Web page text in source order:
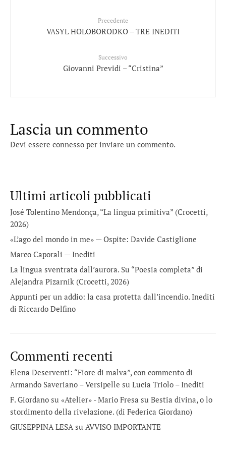
Precedente
VASYL HOLOBORODKO – TRE INEDITI
Successivo
Giovanni Previdi – “Cristina”
Lascia un commento
Devi essere connesso per inviare un commento.
Ultimi articoli pubblicati
José Tolentino Mendonça, “La lingua primitiva” (Crocetti,
2026)
«L’ago del mondo in me» — Ospite: Davide Castiglione
Marco Caporali — Inediti
La lingua sventrata dall’aurora. Su “Poesia completa” di
Alejandra Pizarnik (Crocetti, 2026)
Appunti per un addio: la casa protetta dall’incendio. Inediti
di Riccardo Delfino
Commenti recenti
Elena Deserventi: “Fiore di malva”, con commento di
Armando Saveriano – Versipelle su Lucia Triolo – Inediti
F. Giordano su «Atelier» - Mario Fresa su Bestia divina, o lo
stordimento della rivelazione. (di Federica Giordano)
GIUSEPPINA LESAsu AVVISO IMPORTANTE